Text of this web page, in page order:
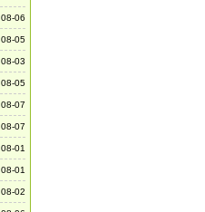
08-06
08-05
08-03
08-05
08-07
08-07
08-01
08-01
08-02